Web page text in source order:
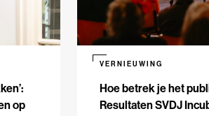
op
Hoe betrek je het
Resultaten SVDJ
VERNIEUWING